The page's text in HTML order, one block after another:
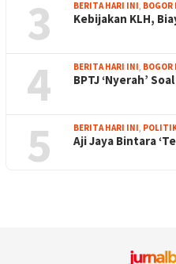
3 BERITA HARI INI, BOGOR
Kebijakan KLH,
4 BERITA HARI INI, BOGOR
BPTJ ‘Nyerah’
5 BERITA HARI INI,
Aji Jaya Bintara